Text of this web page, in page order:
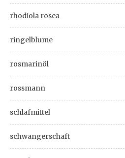
rhodiola rosea
ringelblume
rosmarinöl
rossmann
schlafmittel
schwangerschaft